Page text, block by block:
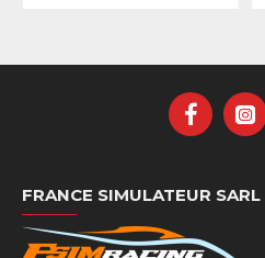
FRANCE SIMULATEUR SARL